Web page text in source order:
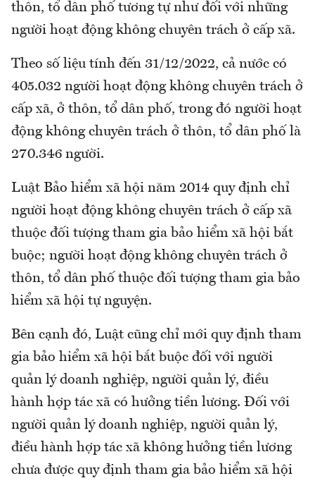
thôn, tổ dân phố tương tự như đối với những
người hoạt động không chuyên trách ở cấp xã.
Theo số liệu tính đến 31/12/2022, cả nước có
405.032 người hoạt động không chuyên trách ở
cấp xã, ở thôn, tổ dân phố, trong đó người hoạt
động không chuyên trách ở thôn, tổ dân phố là
270.346 người.
Luật Bảo hiểm xã hội năm 2014 quy định chỉ
người hoạt động không chuyên trách ở cấp xã
thuộc đối tượng tham gia bảo hiểm xã hội bắt
buộc; người hoạt động không chuyên trách ở
thôn, tổ dân phố thuộc đối tượng tham gia bảo
hiểm xã hội tự nguyện.
Bên cạnh đó, Luật cũng chỉ mới quy định tham
gia bảo hiểm xã hội bắt buộc đối với người
quản lý doanh nghiệp, người quản lý, điều
hành hợp tác xã có hưởng tiền lương. Đối với
người quản lý doanh nghiệp, người quản lý,
điều hành hợp tác xã không hưởng tiền lương
chưa được quy định tham gia bảo hiểm xã hội